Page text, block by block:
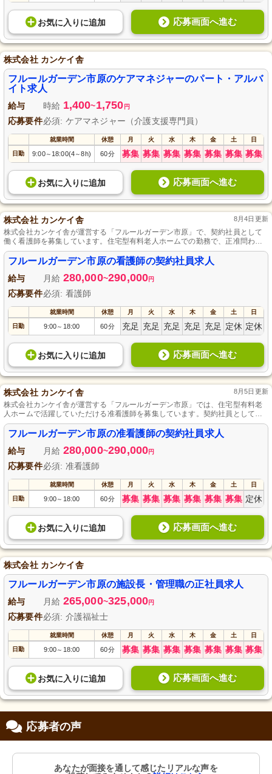
お気に入り に追加 応募画面へ進む
株式会社 カンケイ舎
フルールガーデン市原のケアマネジャーのパート・アルバ
イト求人
給与 時給 1,400~1,750 円
応募要件必須: ケアマネジャー（介護支援専門員）
就業時間 休憩 月 火 水 木 金 土 日
日勤 9:00～ 18:00(4～8h) 60分 募集 募集 募集 募集 募集 募集 募集
お気に入り に追加 応募画面へ進む
株式会社 カンケイ舎 8月4日更新
株式会社カンケイ舎が運営する「フルールガーデン市原」で、契約社員として
働く看護師を募集しています。住宅型有料老人ホームでの勤務で、正准問わず
看護師免許をお持ちの方が対象です。お持ちのスキルを活かし、高齢者の健康
と暮らしを支えるお仕事に参加しませんか？詳細は求人情報をご覧ください。
フルールガーデン市原の看護師の契約社員求人
給与 月給 280,000~290,000円
応募要件必須: 看護師
就業時間 休憩 月 火 水 木 金 土 日
日勤 9:00～ 18:00 60分 充足 充足 充足 充足 充足 定休 定休
お気に入り に追加 応募画面へ進む
株式会社 カンケイ舎 8月5日更新
株式会社カンケイ舎が運営する「フルールガーデン市原」では、住宅型有料老
人ホームで活躍していただける准看護師を募集しています。契約社員としての
採用で、必要な資格や経験は問いません。あなたの看護スキルを活かし、温か
い環境でご利用者様の健康と安心を支えるお仕事に挑戦してみませんか。応募
フルールガーデン市原の准看護師の契約社員求人
給与 月給 280,000~290,000円
応募要件必須: 准看護師
就業時間 休憩 月 火 水 木 金 土 日
日勤 9:00～ 18:00 60分 募集 募集 募集 募集 募集 募集 定休
お気に入り に追加 応募画面へ進む
株式会社 カンケイ舎
フルールガーデン市原の施設長・管理職の正社員求人
給与 月給 265,000~325,000円
応募要件必須: 介護福祉士
就業時間 休憩 月 火 水 木 金 土 日
日勤 9:00～ 18:00 60分 募集 募集 募集 募集 募集 募集 募集
お気に入り に追加 応募画面へ進む
応募者の声
あなたが面接を通して感じたリアルな声を